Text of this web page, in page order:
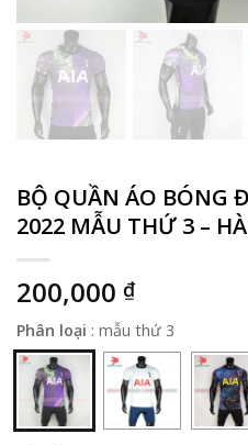
BỘ QUẦN ÁO BÓNG
2022 MẪU THỨ 3 –
200,000 ₫
Phân loại : mẫu thứ 3